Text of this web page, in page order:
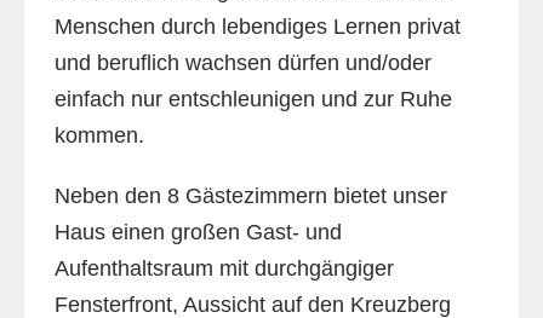
Menschen durch lebendiges Lernen privat
und beruflich wachsen dürfen und/oder
einfach nur entschleunigen und zur Ruhe
kommen.
Neben den 8 Gästezimmern bietet unser
Haus einen großen Gast- und
Aufenthaltsraum mit durchgängiger
Fensterfront, Aussicht auf den Kreuzberg